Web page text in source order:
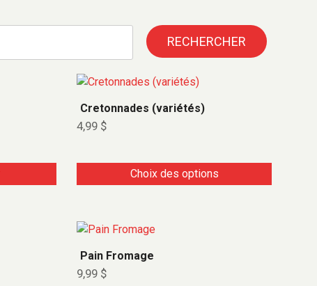
RECHERCHER
Cretonnades (variétés)
4,99 $
Choix des options
Pain Fromage
9,99 $